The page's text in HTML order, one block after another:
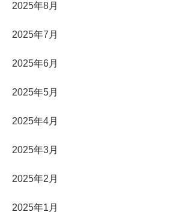
2025年8月
2025年7月
2025年6月
2025年5月
2025年4月
2025年3月
2025年2月
2025年1月